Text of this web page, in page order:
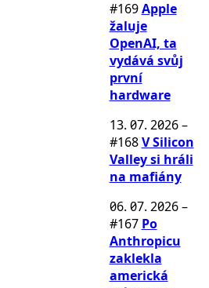
#169 Apple
žaluje
OpenAI, ta
vydává svůj
první
hardware
13. 07. 2026–
#168 V Silicon
Valley si hráli
na mafiány
06. 07. 2026–
#167 Po
Anthropicu
zaklekla
americká